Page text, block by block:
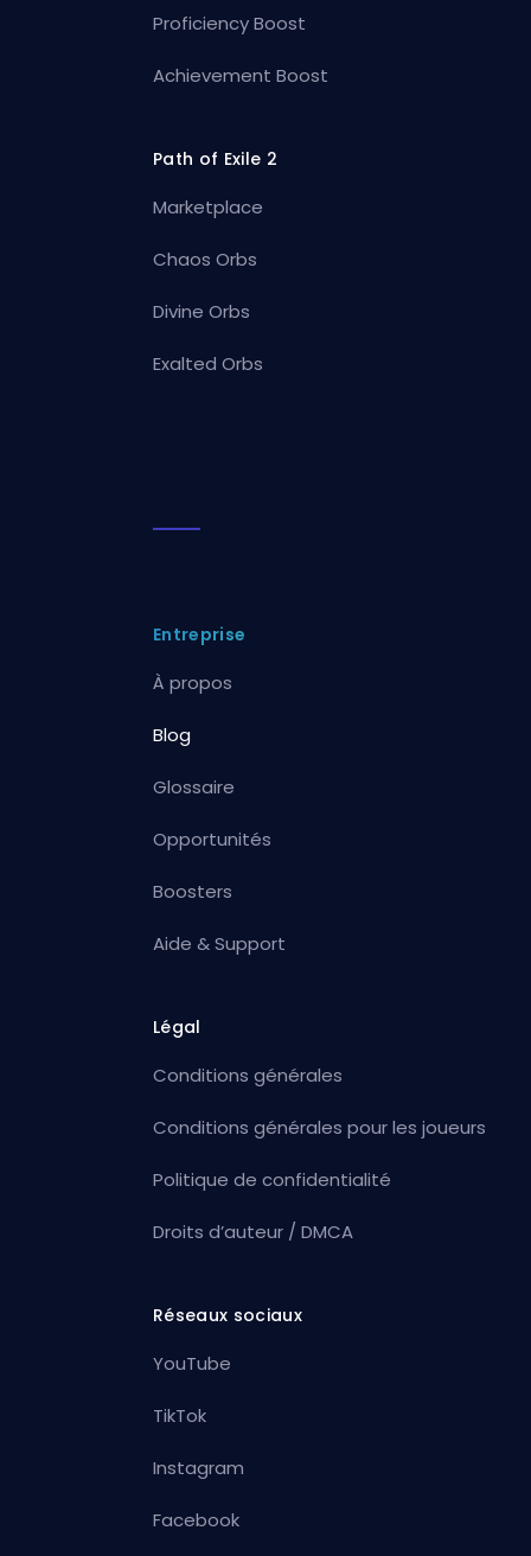
Proficiency Boost
Achievement Boost
Path of Exile 2
Marketplace
Chaos Orbs
Divine Orbs
Exalted Orbs
Entreprise
À propos
Blog
Glossaire
Opportunités
Boosters
Aide & Support
Légal
Conditions générales
Conditions générales pour les joueurs
Politique de confidentialité
Droits d’auteur / DMCA
Réseaux sociaux
YouTube
TikTok
Instagram
Facebook